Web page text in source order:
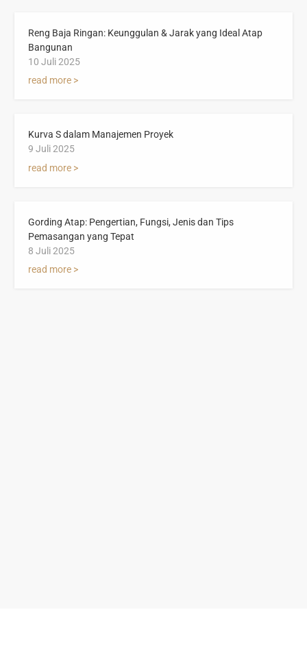
Reng Baja Ringan: Keunggulan & Jarak yang Ideal Atap
Bangunan
10 Juli 2025
read more >
Kurva S dalam Manajemen Proyek
9 Juli 2025
read more >
Gording Atap: Pengertian, Fungsi, Jenis dan Tips
Pemasangan yang Tepat
8 Juli 2025
read more >